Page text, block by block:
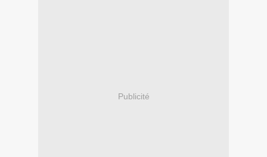
Publicité